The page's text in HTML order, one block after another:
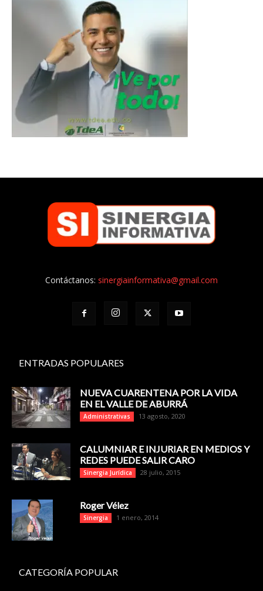
Contáctanos: sinergiainformativa@gmail.com
ENTRADAS POPULARES
NUEVA CUARENTENA POR LA VIDA
EN EL VALLE DE ABURRÁ
Administrativas 13 agosto, 2020
CALUMNIAR E INJURIAR EN MEDIOS Y
REDES PUEDE SALIR CARO
Sinergia Jurídica 28 julio, 2015
Roger Vélez
Sinergia 1 enero, 2014
CATEGORÍA POPULAR